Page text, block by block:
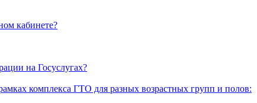
кабинете?
на Госуслугах?
комплекса ГТО для разных возрастных групп и полов: